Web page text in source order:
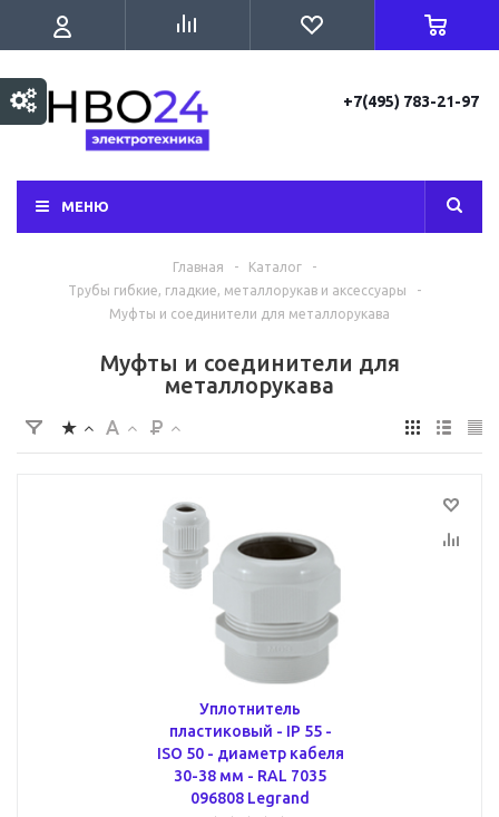
+7(495) 783-21-97
МЕНЮ
Главная - Каталог
-
Трубы гибкие, гладкие, металлорукав и аксессуары
-
Муфты и соединители для металлорукава
Муфты и соединители для
металлорукава
Уплотнитель
пластиковый - IP 55 -
ISO 50 - диаметр кабеля
30-38 мм - RAL 7035
096808 Legrand